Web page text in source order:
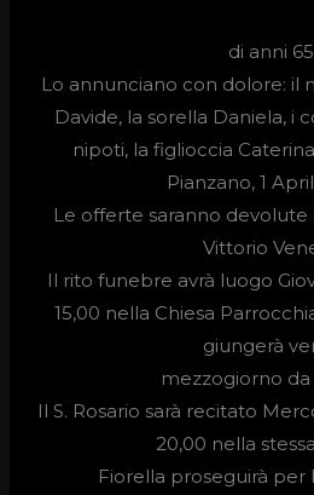
di anni 65
Lo annunciano con dolore: il
Davide, la sorella Daniela, i
nipoti, la figlioccia
Pianzano, 1
Le offerte saranno devolute
Vittorio
Il rito funebre avrà luogo
15,00 nella Chiesa
giungerà
mezzogiorno da
Il S. Rosario sarà recitato
20,00 nella
Fiorella proseguirà per